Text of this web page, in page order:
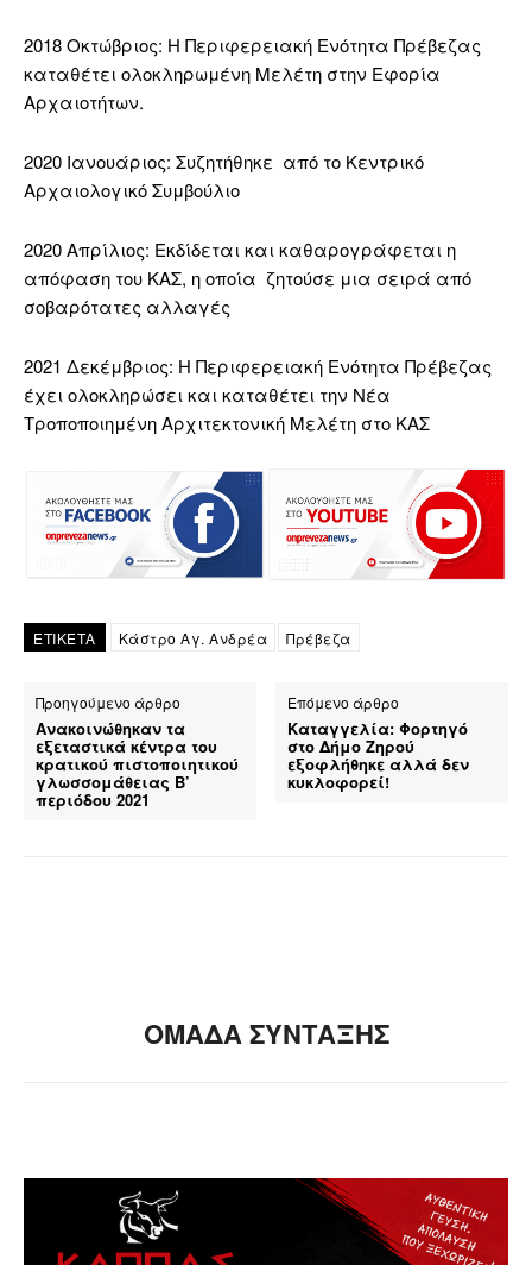
2018 Οκτώβριος: Η Περιφερειακή Ενότητα Πρέβεζας
καταθέτει ολοκληρωμένη Μελέτη στην Εφορία
Αρχαιοτήτων.
2020 Ιανουάριος: Συζητήθηκε από το Κεντρικό
Αρχαιολογικό Συμβούλιο
2020 Απρίλιος: Εκδίδεται και καθαρογράφεται η
απόφαση του ΚΑΣ, η οποία ζητούσε μια σειρά από
σοβαρότατες αλλαγές
2021 Δεκέμβριος: Η Περιφερειακή Ενότητα Πρέβεζας
έχει ολοκληρώσει και καταθέτει την Νέα
Τροποποιημένη Αρχιτεκτονική Μελέτη στο ΚΑΣ
ΕΤΙΚΕΤΑ Κάστρο Αγ. Ανδρέα Πρέβεζα
Προηγούμενο άρθρο
Ανακοινώθηκαν τα
εξεταστικά κέντρα του
κρατικού πιστοποιητικού
γλωσσομάθειας Β’
περιόδου 2021
Επόμενο άρθρο
Καταγγελία: Φορτηγό
στο Δήμο Ζηρού
εξοφλήθηκε αλλά δεν
κυκλοφορεί!
ΟΜΑΔΑ ΣΥΝΤΑΞΗΣ